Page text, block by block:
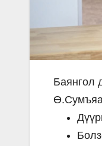
Баянгол